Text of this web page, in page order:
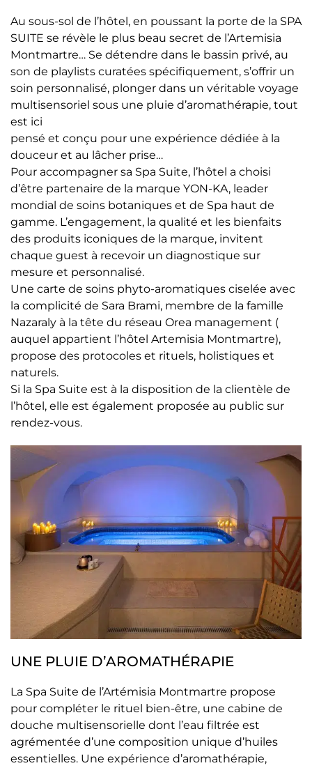
Au sous-sol de l’hôtel, en poussant la porte de la SPA
SUITE se révèle le plus beau secret de l’Artemisia
Montmartre… Se détendre dans le bassin privé, au
son de playlists curatées spécifiquement, s’offrir un
soin personnalisé, plonger dans un véritable voyage
multisensoriel sous une pluie d’aromathérapie, tout
est ici
pensé et conçu pour une expérience dédiée à la
douceur et au lâcher prise…
Pour accompagner sa Spa Suite, l’hôtel a choisi
d’être partenaire de la marque YON-KA, leader
mondial de soins botaniques et de Spa haut de
gamme. L’engagement, la qualité et les bienfaits
des produits iconiques de la marque, invitent
chaque guest à recevoir un diagnostique sur
mesure et personnalisé.
Une carte de soins phyto-aromatiques ciselée avec
la complicité de Sara Brami, membre de la famille
Nazaraly à la tête du réseau Orea management (
auquel appartient l’hôtel Artemisia Montmartre),
propose des protocoles et rituels, holistiques et
naturels.
Si la Spa Suite est à la disposition de la clientèle de
l’hôtel, elle est également proposée au public sur
rendez-vous.
UNE PLUIE D’AROMATHÉRAPIE
La Spa Suite de l’Artémisia Montmartre propose
pour compléter le rituel bien-être, une cabine de
douche multisensorielle dont l’eau filtrée est
agrémentée d’une composition unique d’huiles
essentielles. Une expérience d’aromathérapie,